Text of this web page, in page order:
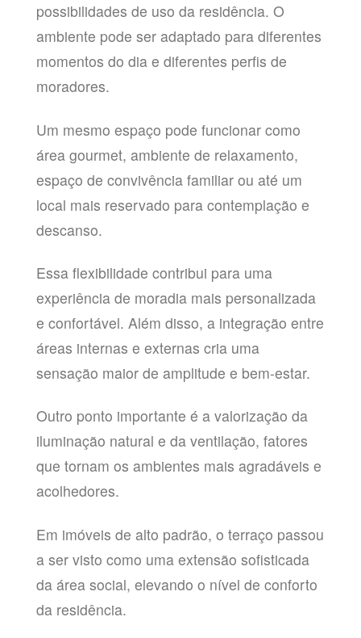
possibilidades de uso da residência. O
ambiente pode ser adaptado para diferentes
momentos do dia e diferentes perfis de
moradores.
Um mesmo espaço pode funcionar como
área gourmet, ambiente de relaxamento,
espaço de convivência familiar ou até um
local mais reservado para contemplação e
descanso.
Essa flexibilidade contribui para uma
experiência de moradia mais personalizada
e confortável. Além disso, a integração entre
áreas internas e externas cria uma
sensação maior de amplitude e bem-estar.
Outro ponto importante é a valorização da
iluminação natural e da ventilação, fatores
que tornam os ambientes mais agradáveis e
acolhedores.
Em imóveis de alto padrão, o terraço passou
a ser visto como uma extensão sofisticada
da área social, elevando o nível de conforto
da residência.